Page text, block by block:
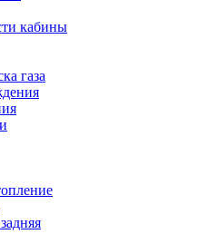
кабины
газа